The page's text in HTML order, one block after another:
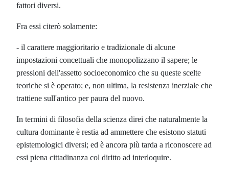
fattori diversi.
Fra essi citerò solamente:
- il carattere maggioritario e tradizionale di alcune
impostazioni concettuali che monopolizzano il sapere; le
pressioni dell'assetto socioeconomico che su queste scelte
teoriche si è operato; e, non ultima, la resistenza inerziale che
trattiene sull'antico per paura del nuovo.
In termini di filosofia della scienza direi che naturalmente la
cultura dominante è restia ad ammettere che esistono statuti
epistemologici diversi; ed è ancora più tarda a riconoscere ad
essi piena cittadinanza col diritto ad interloquire.